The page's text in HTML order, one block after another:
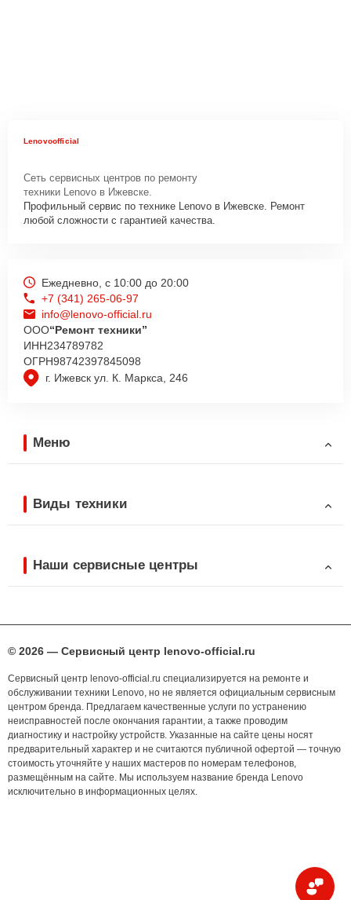
Lenovoofficial
Сеть сервисных центров по ремонту
техники Lenovo в Ижевске.
Профильный сервис по технике Lenovo в Ижевске. Ремонт
любой сложности с гарантией качества.
г. Ижевск ул. К. Маркса, 246
Ежедневно, с 10:00 до 20:00
+7 (341) 265-06-97
info@lenovo-official.ru
ООО“Ремонт техники”
ИНН234789782
ОГРН98742397845098
Меню
Виды техники
Наши сервисные центры
© 2026 — Сервисный центр lenovo-official.ru
Сервисный центр lenovo-official.ru специализируется на ремонте и
обслуживании техники Lenovo, но не является официальным сервисным
центром бренда. Предлагаем качественные услуги по устранению
неисправностей после окончания гарантии, а также проводим
диагностику и настройку устройств. Указанные на сайте цены носят
предварительный характер и не считаются публичной офертой — точную
стоимость уточняйте у наших мастеров по номерам телефонов,
размещённым на сайте. Мы используем название бренда Lenovo
исключительно в информационных целях.